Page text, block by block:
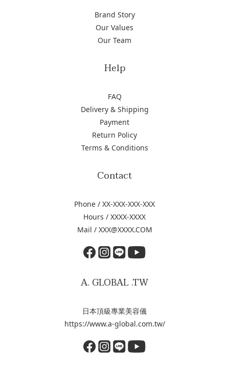
Brand Story
Our Values
Our Team
Help
FAQ
Delivery & Shipping
Payment
Return Policy
Terms & Conditions
Contact
Phone / XX-XXX-XXX-XXX
Hours / XXXX-XXXX
Mail / XXX@XXXX.COM
A. GLOBAL .TW
日本頂級專業美容儀
https://www.a-global.com.tw/